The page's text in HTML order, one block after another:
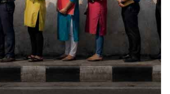
FILM
ട്യുണീഷ്യൻ ചിത്രം ” ദി